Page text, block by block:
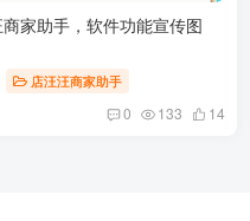
家助手，软件功能宣传图
店汪汪商家助手
0 133 14